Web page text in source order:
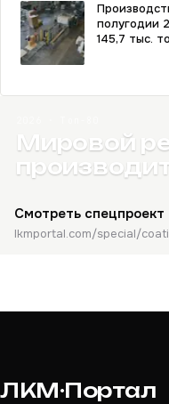
полугодии
145,7 тыс.
Мировой
Смотреть спецпроект
lkmportal.com/special/
ЛКМ·Портал